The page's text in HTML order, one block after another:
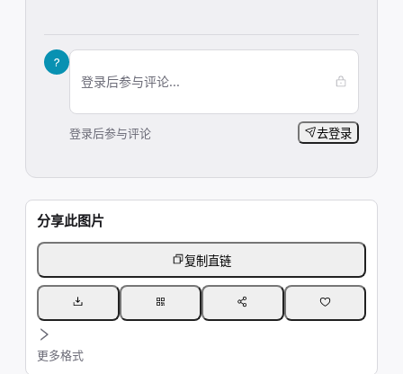
?
登录后参与评论...
登录后参与评论 去登录
分享此图片
复制直链
更多格式